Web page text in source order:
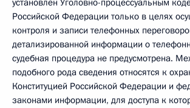
установлен Уголовно-процессуальным
Российской Федерации только в целях
контроля и записи телефонных
детализированной информации о
судебная процедура не предусмотрена.
подобного рода сведения относятся к
Конституцией Российской Федерации и
законами информации, для доступа к